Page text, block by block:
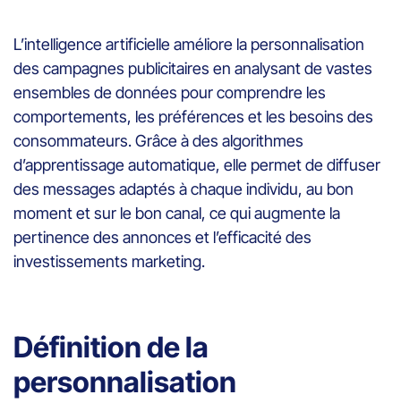
L’intelligence artificielle améliore la personnalisation
des campagnes publicitaires en analysant de vastes
ensembles de données pour comprendre les
comportements, les préférences et les besoins des
consommateurs. Grâce à des algorithmes
d’apprentissage automatique, elle permet de diffuser
des messages adaptés à chaque individu, au bon
moment et sur le bon canal, ce qui augmente la
pertinence des annonces et l’efficacité des
investissements marketing.
Définition de la
personnalisation